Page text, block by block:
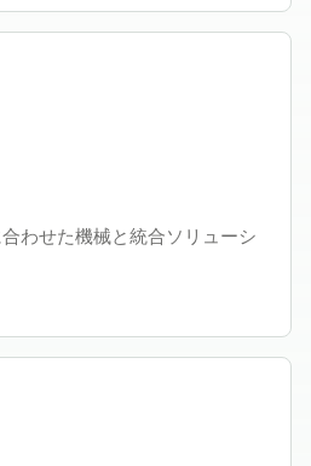
わせた機械と統合ソリューシ